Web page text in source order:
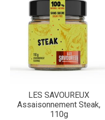
LES SAVOUREUX
Assaisonnement Steak,
110g